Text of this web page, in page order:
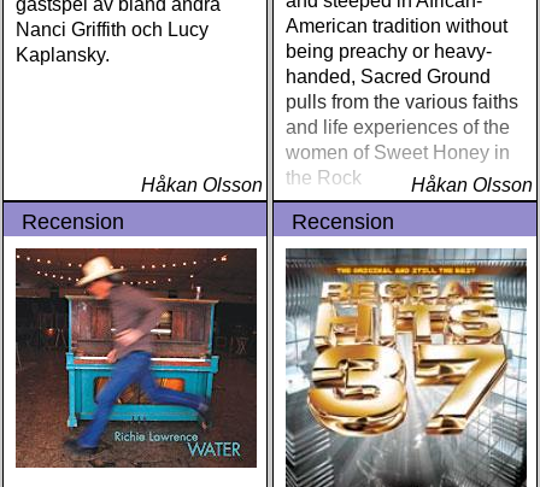
gästspel av bland andra
Nanci Griffith och Lucy
Kaplansky.
Håkan Olsson
American tradition without
being preachy or heavy-
handed, Sacred Ground
pulls from the various faiths
and life experiences of the
women of Sweet Honey in
the Rock
Håkan Olsson
Recension Recension